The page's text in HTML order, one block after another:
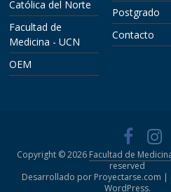
Católica del Norte
Facultad de
Medicina - UCN
OEM
Postgrado
Contacto
Copyright © 2026 Facultad de
reserved
Desarrollado por Proyectarse.com
WordPress.